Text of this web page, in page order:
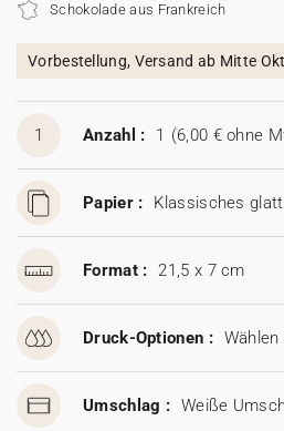
Aufkleber
Schokolade aus Frankreich
Vorbestellung, Versand ab Mitte
1 Anzahl : 1 (6,00 € ohne
Papier : Klassisches
Format : 21,5 x 7 cm
Druck-Optionen : Wählen
Umschlag :